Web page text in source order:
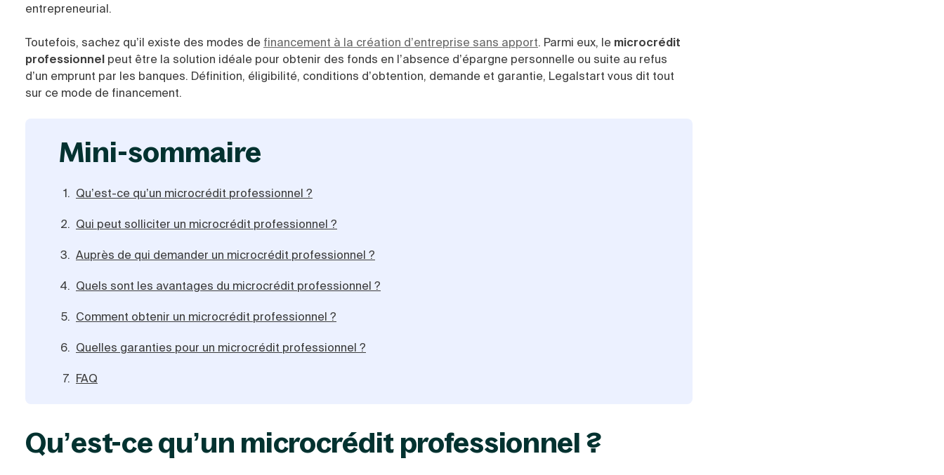
entrepreneurial.
Toutefois, sachez qu’il existe des modes de financement à la création d’entreprise sans apport. Parmi eux, le microcrédit
professionnel peut être la solution idéale pour obtenir des fonds en l’absence d’épargne personnelle ou suite au refus
d’un emprunt par les banques. Définition, éligibilité, conditions d’obtention, demande et garantie, Legalstart vous dit tout
sur ce mode de financement.
mini-sommaire
Qu’est-ce qu’un microcrédit professionnel ?
Qui peut solliciter un microcrédit professionnel ?
Auprès de qui demander un microcrédit professionnel ?
Quels sont les avantages du microcrédit professionnel ?
Comment obtenir un microcrédit professionnel ?
Quelles garanties pour un microcrédit professionnel ?
FAQ
Qu’est-ce qu’un microcrédit professionnel ?